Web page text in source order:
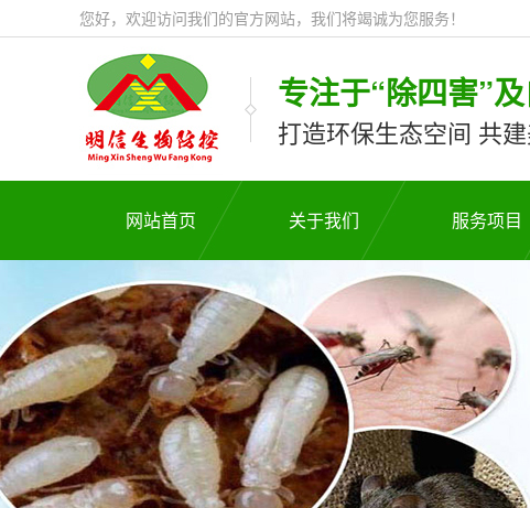
您好，欢迎访问我们的官方网站，我们将竭诚为您服务！
专注于“除四害”
打造环保生态空间 共
网站首页 关于我们 服务项目